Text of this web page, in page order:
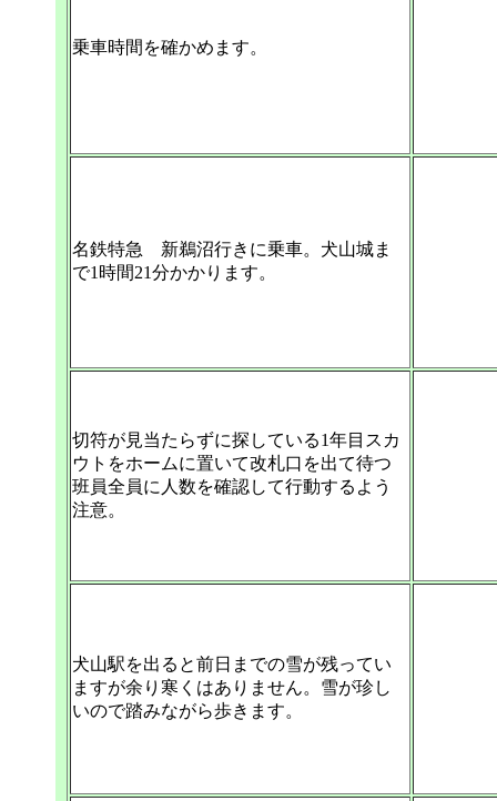
乗車時間を確かめます。
名鉄特急 新鵜沼行きに乗車。犬山城ま
で1時間21分かかります。
切符が見当たらずに探している1年目スカ
ウトをホームに置いて改札口を出て待つ
班員全員に人数を確認して行動するよう
注意。
犬山駅を出ると前日までの雪が残ってい
ますが余り寒くはありません。雪が珍し
いので踏みながら歩きます。